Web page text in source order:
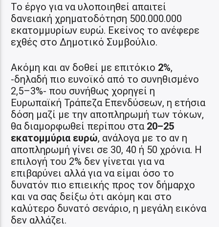
Το έργο για να υλοποιηθεί απαιτεί
δανειακή χρηματοδότηση 500.000.000
εκατομμυρίων ευρώ. Εκείνος το ανέφερε
εχθές στο Δημοτικό Συμβούλιο.
Ακόμη και αν δοθεί με επιτόκιο 2%,
-δηλαδή πιο ευνοϊκό από το συνηθισμένο
2,5–3%- που συνήθως χορηγεί η
Ευρωπαϊκή Τράπεζα Επενδύσεων, η ετήσια
δόση μαζί με την αποπληρωμή των τόκων,
θα διαμορφωθεί περίπου στα 20–25
εκατομμύρια ευρώ, ανάλογα με το αν η
αποπληρωμή γίνει σε 30, 40 ή 50 χρόνια. Η
επιλογή του 2% δεν γίνεται για να
επιβαρύνει αλλά για να είμαι όσο το
δυνατόν πιο επιεικής προς τον δήμαρχο
και να σας δείξω ότι ακόμη και στο
καλύτερο δυνατό σενάριο, η μεγάλη εικόνα
δεν αλλάζει.